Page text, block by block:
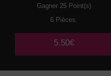
Gagner 25 Point(s)
6 Pièces.
5.50€